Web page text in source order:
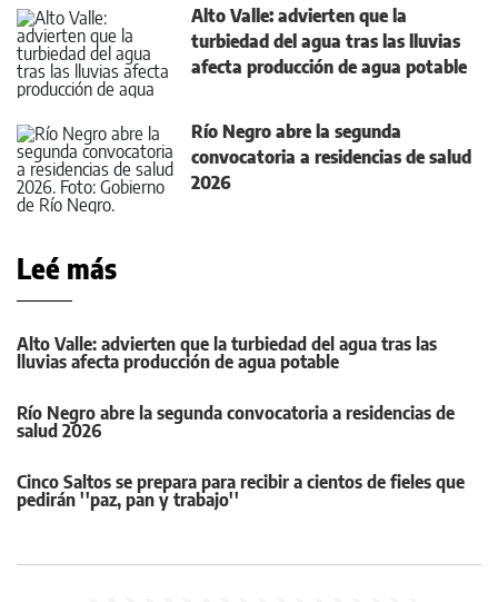
Alto Valle: advierten que la
turbiedad del agua tras las lluvias
afecta producción de agua potable
Río Negro abre la segunda
convocatoria a residencias de salud
2026
Leé más
Alto Valle: advierten que la turbiedad del agua tras las
lluvias afecta producción de agua potable
Río Negro abre la segunda convocatoria a residencias de
salud 2026
Cinco Saltos se prepara para recibir a cientos de fieles que
pedirán ''paz, pan y trabajo''